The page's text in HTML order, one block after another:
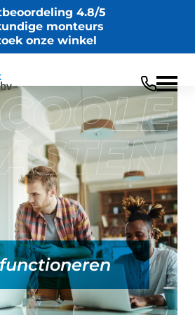
4.8/5
monteurs
onze winkel